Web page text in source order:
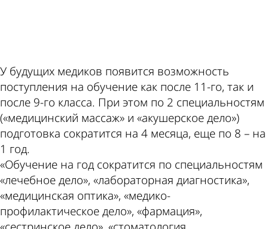
У будущих медиков появится возможность
поступления на обучение как после 11-го, так и
после 9-го класса. При этом по 2 специальностям
(«медицинский массаж» и «акушерское дело»)
подготовка сократится на 4 месяца, еще по 8 – на
1 год.
«Обучение на год сократится по специальностям
«лечебное дело», «лабораторная диагностика»,
«медицинская оптика», «медико-
профилактическое дело», «фармация»,